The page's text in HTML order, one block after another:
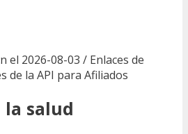
el 2026-08-03 / Enlaces de
de la API para Afiliados
salud